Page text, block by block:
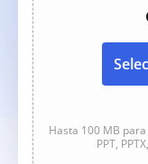
Hasta 100 MB para
PPT,